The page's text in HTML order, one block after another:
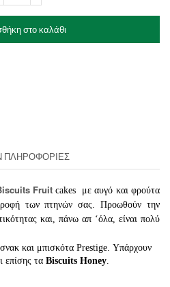
στο καλάθι
ΠΛΗΡΟΦΟΡΊΕΣ
Fruit cakes με αυγό και φρούτα
των πτηνών σας. Προωθούν την
και, πάνω απ ‘όλα, είναι πολύ
και μπισκότα Prestige. Υπάρχουν
επίσης τα Biscuits Honey.